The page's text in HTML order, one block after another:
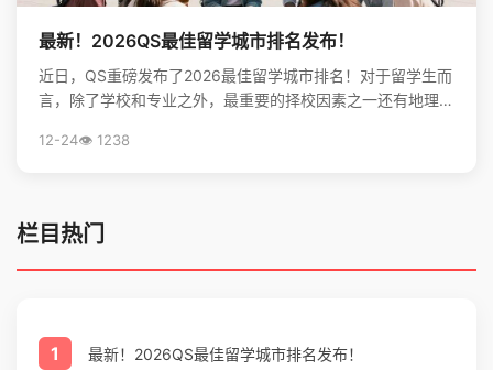
最新！2026QS最佳留学城市排名发布！
近日，QS重磅发布了2026最佳留学城市排名！对于留学生而
言，除了学校和专业之外，最重要的择校因素之一还有地理位
12-24👁️ 1238
栏目热门
1 最新！2026QS最佳留学城市排名发布！